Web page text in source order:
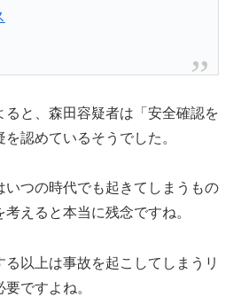
ると、森田容疑者は「安全確認を
認めているそうでした。
いつの時代でも起きてしまうもの
えると本当に残念ですね。
以上は事故を起こしてしまうリ
ですよね。